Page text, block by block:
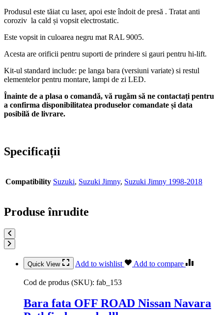
Produsul este tăiat cu laser, apoi este îndoit de presă . Tratat anti
coroziv la cald și vopsit electrostatic.
Este vopsit in culoarea negru mat RAL 9005.
Acesta are orificii pentru suporti de prindere si gauri pentru hi-lift.
Kit-ul standard include: pe langa bara (versiuni variate) si restul
elementelor pentru montare, lampi de zi LED.
Înainte de a plasa o comandă, vă rugăm să ne contactați pentru
a confirma disponibilitatea produselor comandate și data
posibilă de livrare.
Specificații
Compatibility Suzuki, Suzuki Jimny, Suzuki Jimny 1998-2018
Produse înrudite
Quick View Add to wishlist Add to compare
Cod de produs (SKU): fab_153
Bara fata OFF ROAD Nissan Navara